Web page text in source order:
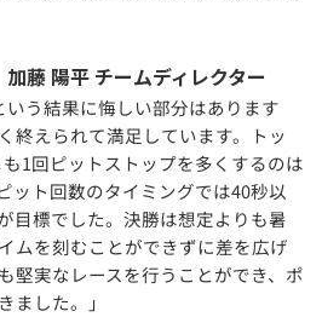
藤 陽平 チームディレクター
いう結果に悔しい部分はあります
終えられて満足しています。トッ
1回ピットストップを多くするのは
ット回数のタイミングでは40秒以
目標でした。決勝は想定よりも暑
ムを刻むことができずに差を広げ
堅実なレースを行うことができ、ポ
ました。」